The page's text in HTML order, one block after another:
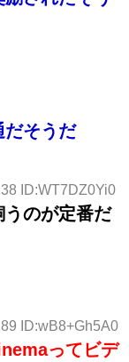
だそうだ
ID:WT7DZ0Yi0
のが定番だ
ID:wB8+Gh5A0
ってビデ